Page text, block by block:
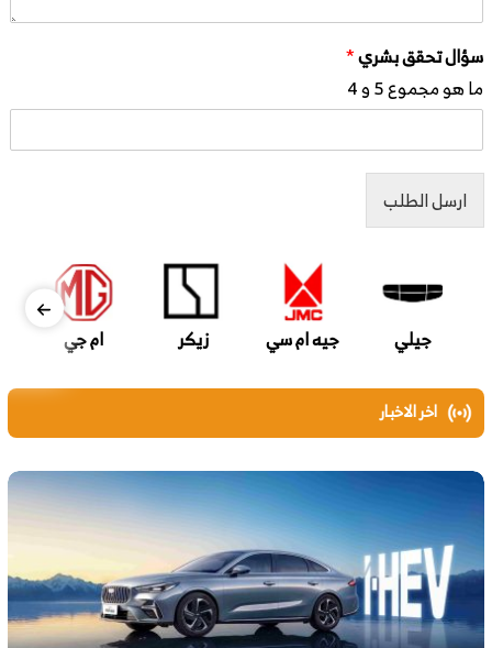
سؤال تحقق بشري*
ما هو مجموع 5 و 4
ارسل الطلب
جيلي جيه ام سي زيكر ام جي
اخر الاخبار